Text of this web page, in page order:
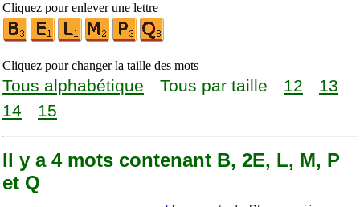
Cliquez pour enlever une lettre
Cliquez pour changer la taille des mots
Tous alphabétique Tous par taille 12
13
14
15
Il y a 4 mots contenant B, 2E, L, M, P
et Q